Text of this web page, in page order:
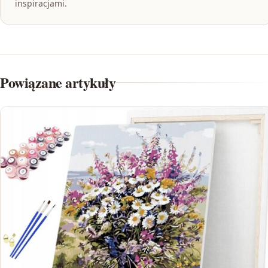
inspiracjami.
Powiązane artykuły